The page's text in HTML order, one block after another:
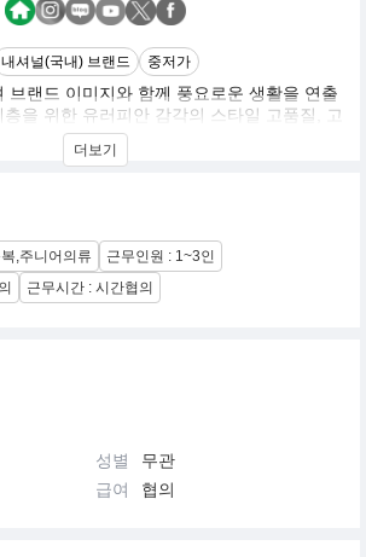
내셔널(국내) 브랜드 중저가
브랜드 이미지와 함께 풍요로운 생활을 연출
을 위한 유러피안 감각의 스타일 고품질, 고
을 추구하는 캐주얼 주니어 라인으로 전개.
더보기
,주니어의류
근무인원 : 1~3인
근무시간 : 시간협의
성별
무관
급여 협의